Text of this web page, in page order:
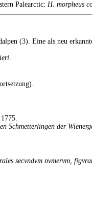
Palearctic: H. morpheus
(3). Eine als neu
.
Schmetterlingen der
secvndvm nvmervm,